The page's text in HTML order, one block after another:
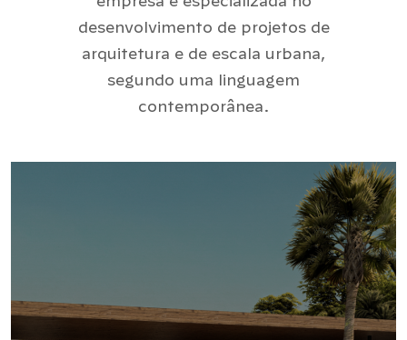
desenvolvimento de projetos de
arquitetura e de escala urbana,
segundo uma linguagem
contemporânea.